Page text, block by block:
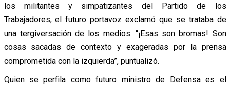
los militantes y simpatizantes del Partido de los
Trabajadores, el futuro portavoz exclamó que se trataba de
una tergiversación de los medios. “¡Esas son bromas! Son
cosas sacadas de contexto y exageradas por la prensa
comprometida con la izquierda”, puntualizó.
Quien se perfila como futuro ministro de Defensa es el